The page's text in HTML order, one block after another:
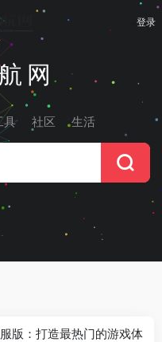
登录
网
具 社区 生活
版：打造最热门的游戏体